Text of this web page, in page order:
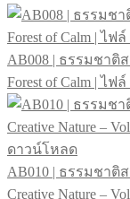
AB008 | ธรรมชาติส
Forest of Calm | ไฟ
AB010 | ธรรมชาติ
Creative Nature –